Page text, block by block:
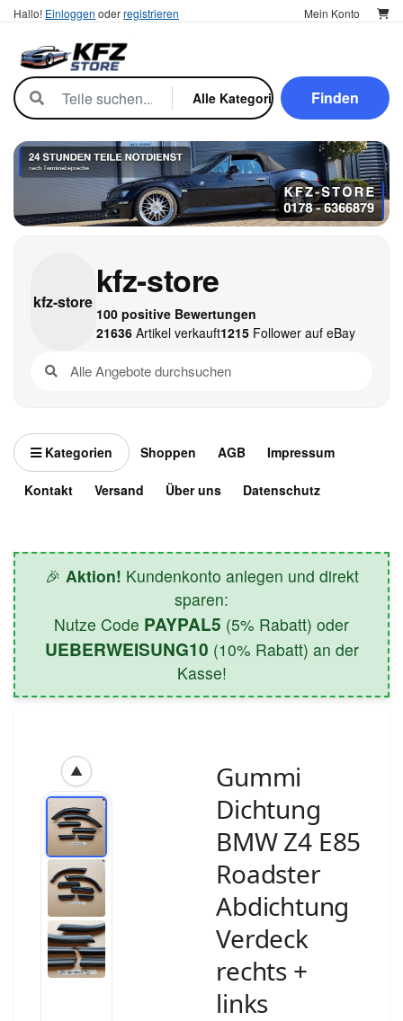
Hallo! Einloggen oderregistrieren Mein Konto
Finden
kfz-store
kfz-store
100 positive Bewertungen
21636Artikel verkauft1215Follower auf eBay
Kategorien Shoppen AGB Impressum
Kontakt Versand Über uns Datenschutz
🎉 Aktion! Kundenkonto anlegen und direkt
sparen:
Nutze Code PAYPAL5 (5% Rabatt) oder
UEBERWEISUNG10 (10% Rabatt) an der
Kasse!
▲
Gummi
Dichtung
BMW Z4 E85
Roadster
Abdichtung
Verdeck
rechts +
links